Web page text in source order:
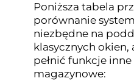
Poniższa tabela
porównanie
niezbędne na
klasycznych okien,
pełnić funkcje
magazynowe: